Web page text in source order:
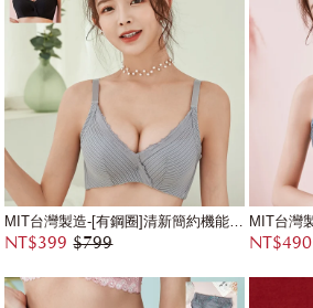
MIT台灣製造-[有鋼圈]清新簡約機能條紋萊卡內衣
NT$399 $799 NT$490